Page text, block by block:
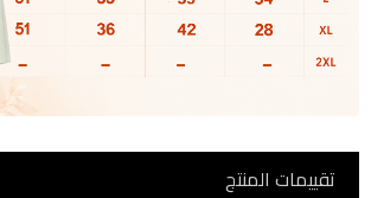
تقييمات المنتج